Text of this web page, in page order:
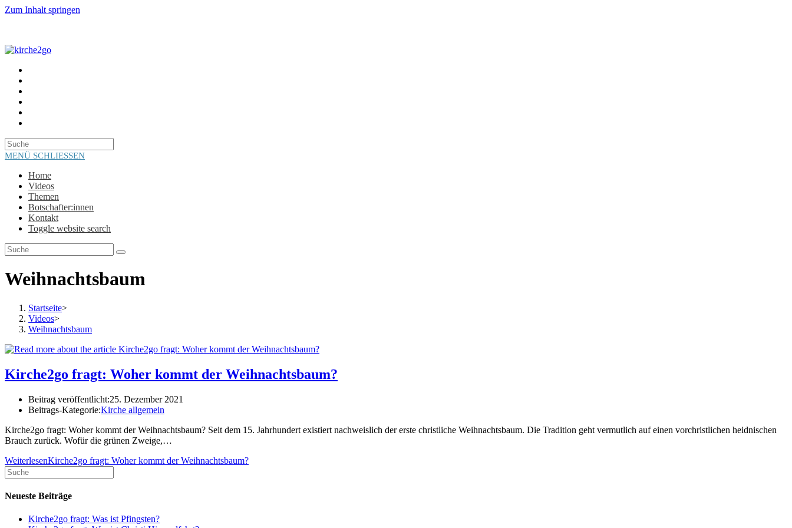
Zum Inhalt springen
MENÜ SCHLIESSEN
Home
Videos
Themen
Botschafter:innen
Kontakt
Toggle website search
Weihnachtsbaum
Startseite>
Videos>
Weihnachtsbaum
Kirche2go fragt: Woher kommt der Weihnachtsbaum?
Beitrag veröffentlicht:25. Dezember 2021
Beitrags-Kategorie:Kirche allgemein
Kirche2go fragt: Woher kommt der Weihnachtsbaum? Seit dem 15. Jahrhundert existiert nachweislich der erste christliche Weihnachtsbaum. Die Tradition geht vermutlich auf einen vorchristlichen heidnischen
Brauch zurück. Wofür die grünen Zweige,…
WeiterlesenKirche2go fragt: Woher kommt der Weihnachtsbaum?
Neueste Beiträge
Kirche2go fragt: Was ist Pfingsten?